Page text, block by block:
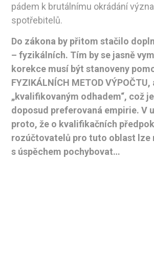
pádem k brutálnímu okrádání
spotřebitelů.
Do zákona by přitom stačilo
– fyzikálních. Tím by se jasně
korekce musí být stanoveny
FYZIKÁLNÍCH METOD
„kvalifikovaným odhadem“, což
doposud preferovaná empirie. V
proto, že o kvalifikačních
rozúčtovatelů pro tuto oblast lze
s úspěchem pochybovat…